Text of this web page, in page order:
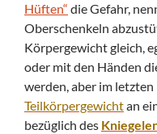
Hüften“ die Gefahr,
Oberschenkeln
Körpergewicht gleich,
oder mit den Händen
werden, aber im
Teilkörpergewichtan
bezüglich des